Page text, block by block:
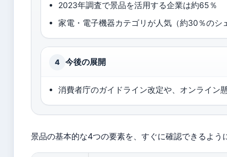
2023年調査で景品を活用する企業は約65％
家電・電子機器カテゴリが人気（約30％のシ
4 今後の展開
消費者庁のガイドライン改定や、オンライン
景品の基本的な4つの要素を、すぐに確認できるよう